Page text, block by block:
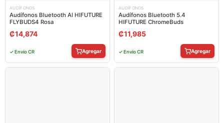
AUDÍFONOS
Audífonos Bluetooth AI HIFUTURE
FLYBUDS4 Rosa
₡14,874
✓ Envío CR Agregar
AUDÍFONOS
Audífonos Bluetooth 5.4
HIFUTURE ChromeBuds
₡11,985
✓ Envío CR Agregar